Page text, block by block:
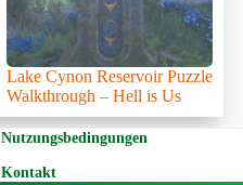
Lake Cynon Reservoir Puzzle
Walkthrough – Hell is Us
Nutzungsbedingungen
Kontakt